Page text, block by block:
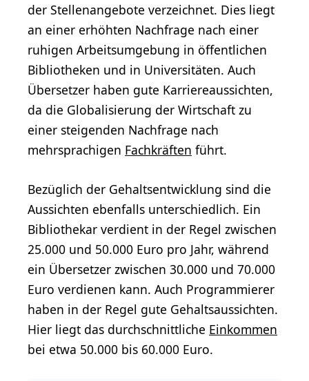
der Stellenangebote verzeichnet. Dies liegt
an einer erhöhten Nachfrage nach einer
ruhigen Arbeitsumgebung in öffentlichen
Bibliotheken und in Universitäten. Auch
Übersetzer haben gute Karriereaussichten,
da die Globalisierung der Wirtschaft zu
einer steigenden Nachfrage nach
mehrsprachigen Fachkräften führt.
Bezüglich der Gehaltsentwicklung sind die
Aussichten ebenfalls unterschiedlich. Ein
Bibliothekar verdient in der Regel zwischen
25.000 und 50.000 Euro pro Jahr, während
ein Übersetzer zwischen 30.000 und 70.000
Euro verdienen kann. Auch Programmierer
haben in der Regel gute Gehaltsaussichten.
Hier liegt das durchschnittliche Einkommen
bei etwa 50.000 bis 60.000 Euro.